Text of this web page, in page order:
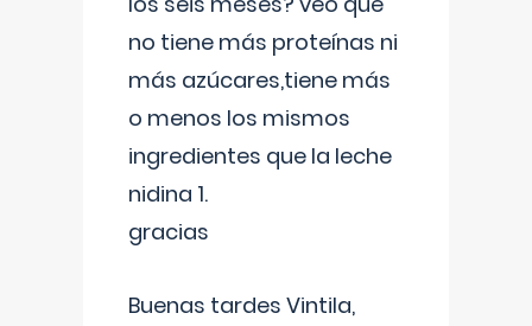
no tiene más proteínas ni
más azúcares,tiene más
o menos los mismos
ingredientes que la leche
nidina 1.
gracias
Buenas tardes Vintila,